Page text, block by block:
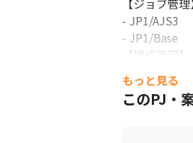
【ジョブ管理
- JP1/AJS3
- JP1/Base
【構成管理】
- Shell Script
- Terraform
【監視・自動
もっと見る
このPJ・